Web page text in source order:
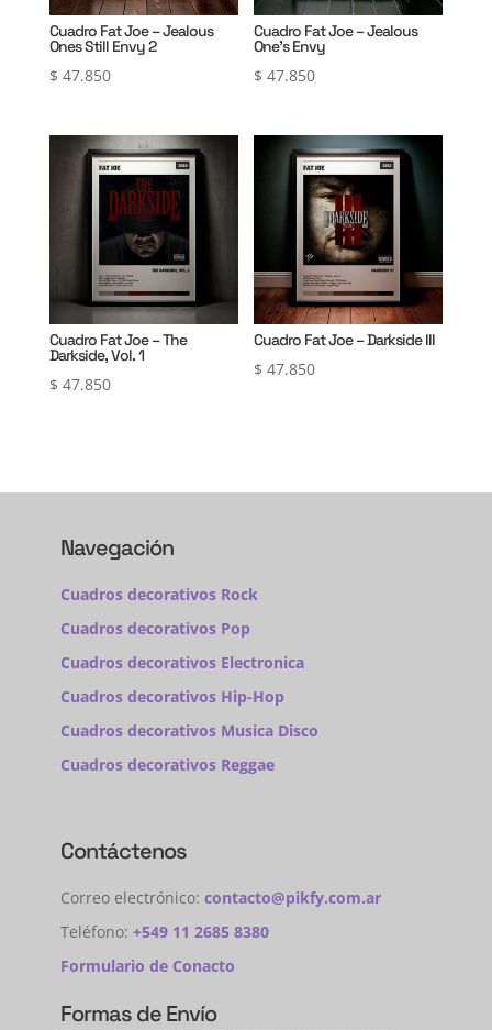
Cuadro Fat Joe – Jealous
Ones Still Envy 2
$ 47.850
Cuadro Fat Joe – Jealous
One’s Envy
$ 47.850
Cuadro Fat Joe – The
Darkside, Vol. 1
$ 47.850
Cuadro Fat Joe – Darkside III
$ 47.850
Navegación
Cuadros decorativos Rock
Cuadros decorativos Pop
Cuadros decorativos Electronica
Cuadros decorativos Hip-Hop
Cuadros decorativos Musica Disco
Cuadros decorativos Reggae
Contáctenos
Correo electrónico: contacto@pikfy.com.ar
Teléfono: +549 11 2685 8380
Formulario de Conacto
Formas de Envío